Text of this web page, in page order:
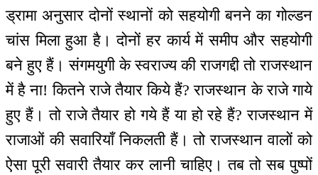
ड्रामा अनुसार दोनों स्थानों को सहयोगी बनने का गोल्डन
चांस मिला हुआ है। दोनों हर कार्य में समीप और सहयोगी
बने हुए हैं। संगमयुगी के स्वराज्य की राजगद्दी तो राजस्थान
में है ना! कितने राजे तैयार किये हैं? राजस्थान के राजे गाये
हुए हैं। तो राजे तैयार हो गये हैं या हो रहे हैं? राजस्थान में
राजाओं की सवारियाँ निकलती हैं। तो राजस्थान वालों को
ऐसा पूरी सवारी तैयार कर लानी चाहिए। तब तो सब पुष्पों